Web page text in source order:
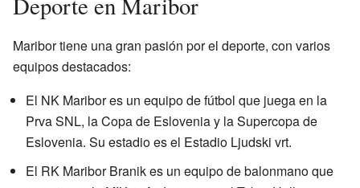
Maribor tiene una gran pasión por el deporte, con varios
equipos destacados:
El NK Maribor es un equipo de fútbol que juega en la
Prva SNL, la Copa de Eslovenia y la Supercopa de
Eslovenia. Su estadio es el Estadio Ljudski vrt.
El RK Maribor Branik es un equipo de balonmano que